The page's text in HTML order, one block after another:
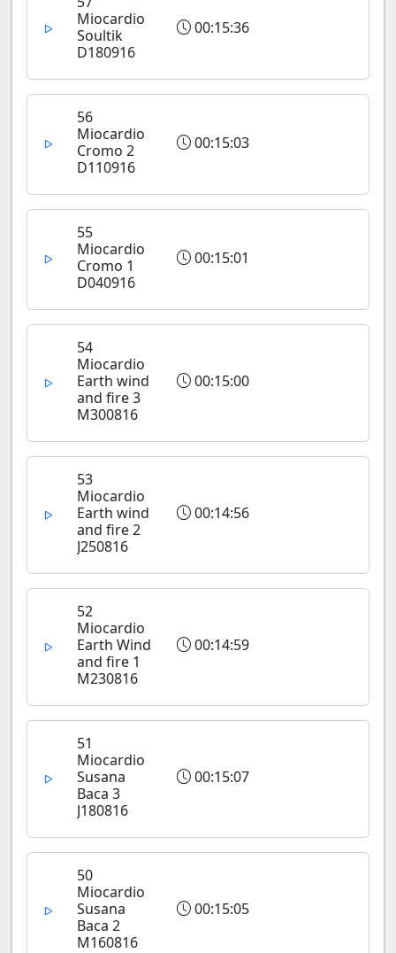
Miocardio
Soultik
D180916
00:15:36
56
Miocardio
Cromo 2
D110916
00:15:03
55
Miocardio
Cromo 1
D040916
00:15:01
54
Miocardio
Earth wind
and fire 3
M300816
00:15:00
53
Miocardio
Earth wind
and fire 2
J250816
00:14:56
52
Miocardio
Earth Wind
and fire 1
M230816
00:14:59
51
Miocardio
Susana
Baca 3
J180816
00:15:07
50
Miocardio
Susana
Baca 2
M160816
00:15:05